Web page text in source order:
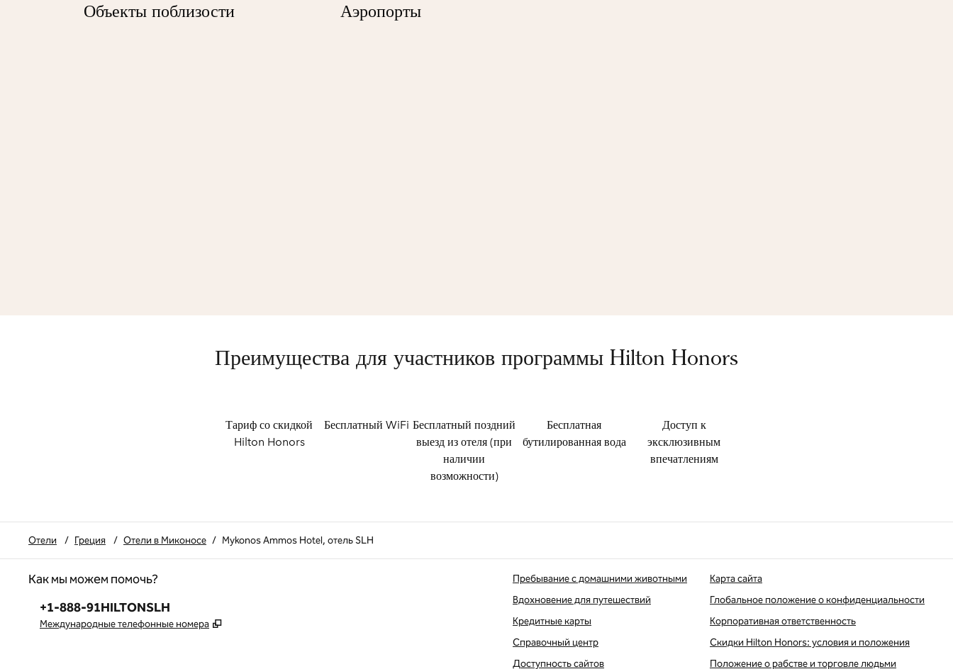
Объекты поблизости Аэропорты
Преимущества для участников программы Hilton Honors
Тариф со скидкой
Hilton Honors
Бесплатный WiFi Бесплатный поздний
выезд из отеля (при
наличии
возможности)
Бесплатная
бутилированная вода
Доступ к
эксклюзивным
впечатлениям
Отели / Греция / Отели в Миконосе / Mykonos Ammos Hotel, отель SLH
Как мы можем помочь?
Телефон:
+1-888-91HILTONSLH
Международные телефонные номера ,
Пребывание с домашними животными
Вдохновение для путешествий
Кредитные карты
Справочный центр
Доступность сайтов
Карта сайта
Глобальное положение о конфиденциальности
Корпоративная ответственность
Скидки Hilton Honors: условия и положения
Положение о рабстве и торговле людьми